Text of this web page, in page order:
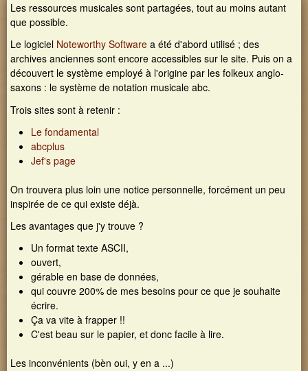
Concert des 20 ans
Les 20 ans de Galouvielle en images
Mot de passe
Demander un nouveau mot de passe
Formulaire de recherche
Rechercher
Les ressources musicales sont partagées, tout au moins autant
que possible.
Le logiciel Noteworthy Software a été d'abord utilisé ; des
archives anciennes sont encore accessibles sur le site. Puis on a
découvert le système employé à l'origine par les folkeux anglo-
saxons : le système de notation musicale abc.
Trois sites sont à retenir :
Le fondamental
abcplus
Jef's page
On trouvera plus loin une notice personnelle, forcément un peu
inspirée de ce qui existe déjà.
Les avantages que j'y trouve ?
Un format texte ASCII,
ouvert,
gérable en base de données,
qui couvre 200% de mes besoins pour ce que je souhaite
écrire.
Ça va vite à frapper !!
C'est beau sur le papier, et donc facile à lire.
Les inconvénients (bèn oui, y en a ...)